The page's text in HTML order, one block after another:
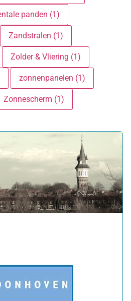
panden (1)
Zandstralen (1)
Zolder & Vliering (1)
zonnenpanelen (1)
Zonnescherm (1)